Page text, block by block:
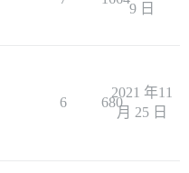
9 日
6 680
2021 年11
月 25 日